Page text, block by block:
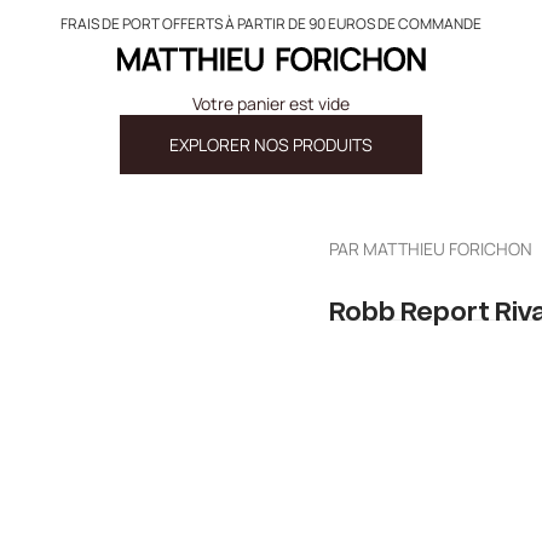
FRAIS DE PORT OFFERTS À PARTIR DE 90 EUROS DE COMMANDE
Matthieu Forichon
Votre panier est vide
EXPLORER NOS PRODUITS
PAR MATTHIEU FORICHON
Robb Report